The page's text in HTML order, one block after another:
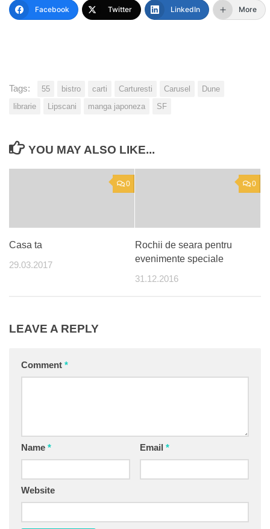
Facebook Twitter LinkedIn More
Tags: 55 bistro carti Carturesti Carusel
Dune
librarie
Lipscani manga japoneza SF
YOU MAY ALSO LIKE...
0
Casa ta
29.03.2017
0
Rochii de seara pentru
evenimente speciale
31.12.2016
LEAVE A REPLY
Comment *
Name * Email *
Website